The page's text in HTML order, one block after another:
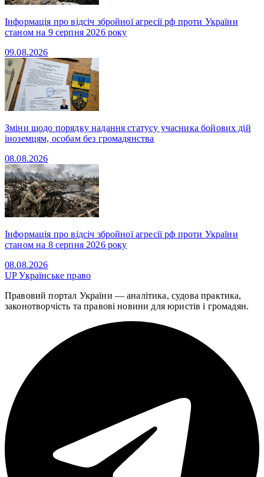
Інформація про відсіч збройної агресії рф проти України
станом на 9 серпня 2026 року
09.08.2026
Зміни щодо порядку надання статусу учасника бойових дій
іноземцям, особам без громадянства
08.08.2026
Інформація про відсіч збройної агресії рф проти України
станом на 8 серпня 2026 року
08.08.2026
UPУкраїнське право
Правовий портал України — аналітика, судова практика,
законотворчість та правові новини для юристів і громадян.